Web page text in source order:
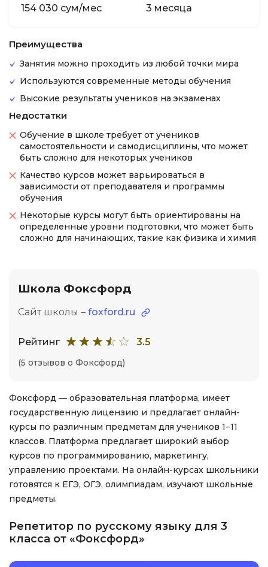
154 030 сум/мес 3 месяца
Преимущества
Занятия можно проходить из любой точки мира
Используются современные методы обучения
Высокие результаты учеников на экзаменах
Недостатки
Обучение в школе требует от учеников
самостоятельности и самодисциплины, что может
быть сложно для некоторых учеников
Качество курсов может варьироваться в
зависимости от преподавателя и программы
обучения
Некоторые курсы могут быть ориентированы на
определенные уровни подготовки, что может быть
сложно для начинающих, такие как физика и химия
Школа Фоксфорд
Сайт школы – foxford.ru
Рейтинг 3.5
(5 отзывов о Фоксфорд)
Фоксфорд — образовательная платформа, имеет
государственную лицензию и предлагает онлайн-
курсы по различным предметам для учеников 1−11
классов. Платформа предлагает широкий выбор
курсов по программированию, маркетингу,
управлению проектами. На онлайн-курсах школьники
готовятся к ЕГЭ, ОГЭ, олимпиадам, изучают школьные
предметы.
Репетитор по русскому языку для 3
класса от «Фоксфорд»